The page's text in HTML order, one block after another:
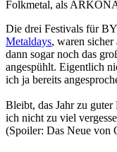
Folkmetal, als
Die drei Festivals für
Metaldays, waren
dann sogar noch das
angespühlt. Eigentlich
ich ja bereits
Bleibt, das Jahr zu
ich nicht zu viel
(Spoiler: Das Neue